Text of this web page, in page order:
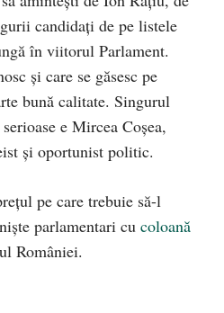
candidați de pe listele
în viitorul Parlament.
și care se găsesc pe
bună calitate. Singurul
e Mircea Coșea,
și oportunist politic.
pe care trebuie să-l
parlamentari cu coloană
României.